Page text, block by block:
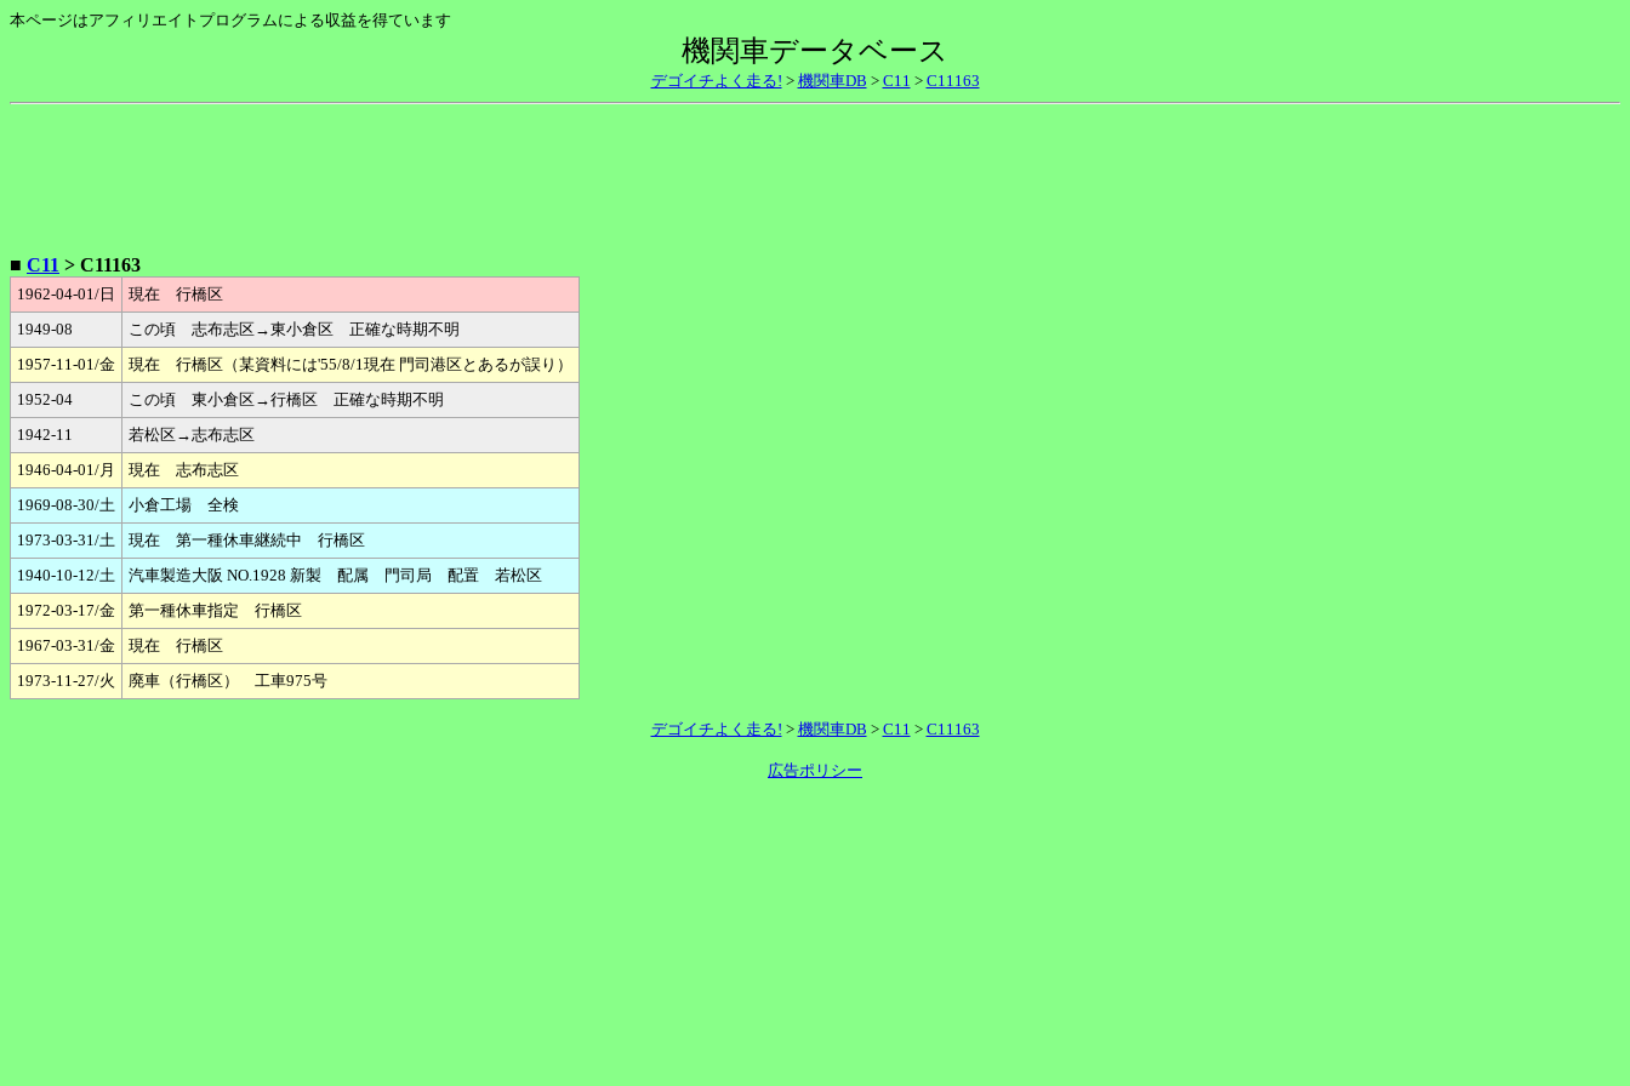
本ページはアフィリエイトプログラムによる収益を得ています
機関車データベース
デゴイチよく走る! > 機関車DB > C11 > C11163
■ C11 > C11163
1962-04-01/日
現在 行橋区
1949-08
この頃 志布志区→東小倉区 正確な時期不明
1957-11-01/金
現在 行橋区（某資料には'55/8/1現在 門司港区とあるが誤り）
1952-04
この頃 東小倉区→行橋区 正確な時期不明
1942-11
若松区→志布志区
1946-04-01/月
現在 志布志区
1969-08-30/土
小倉工場 全検
1973-03-31/土
現在 第一種休車継続中 行橋区
1940-10-12/土
汽車製造大阪 NO.1928 新製 配属 門司局 配置 若松区
1972-03-17/金
第一種休車指定 行橋区
1967-03-31/金
現在 行橋区
1973-11-27/火
廃車（行橋区） 工車975号
デゴイチよく走る! > 機関車DB > C11 > C11163
広告ポリシー